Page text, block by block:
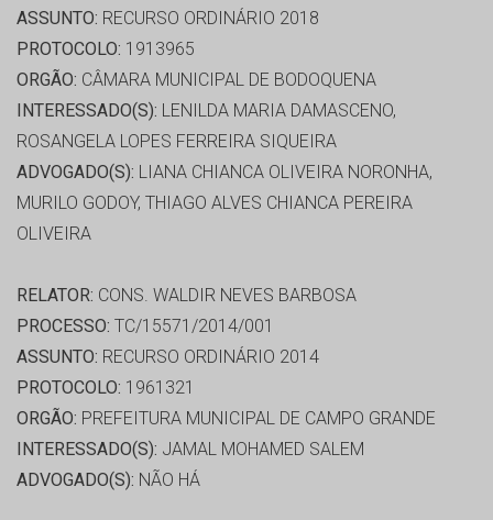
ASSUNTO: RECURSO ORDINÁRIO 2018
PROTOCOLO: 1913965
ORGÃO: CÂMARA MUNICIPAL DE BODOQUENA
INTERESSADO(S): LENILDA MARIA DAMASCENO,
ROSANGELA LOPES FERREIRA SIQUEIRA
ADVOGADO(S): LIANA CHIANCA OLIVEIRA NORONHA,
MURILO GODOY, THIAGO ALVES CHIANCA PEREIRA
OLIVEIRA
RELATOR: CONS. WALDIR NEVES BARBOSA
PROCESSO: TC/15571/2014/001
ASSUNTO: RECURSO ORDINÁRIO 2014
PROTOCOLO: 1961321
ORGÃO: PREFEITURA MUNICIPAL DE CAMPO GRANDE
INTERESSADO(S): JAMAL MOHAMED SALEM
ADVOGADO(S): NÃO HÁ